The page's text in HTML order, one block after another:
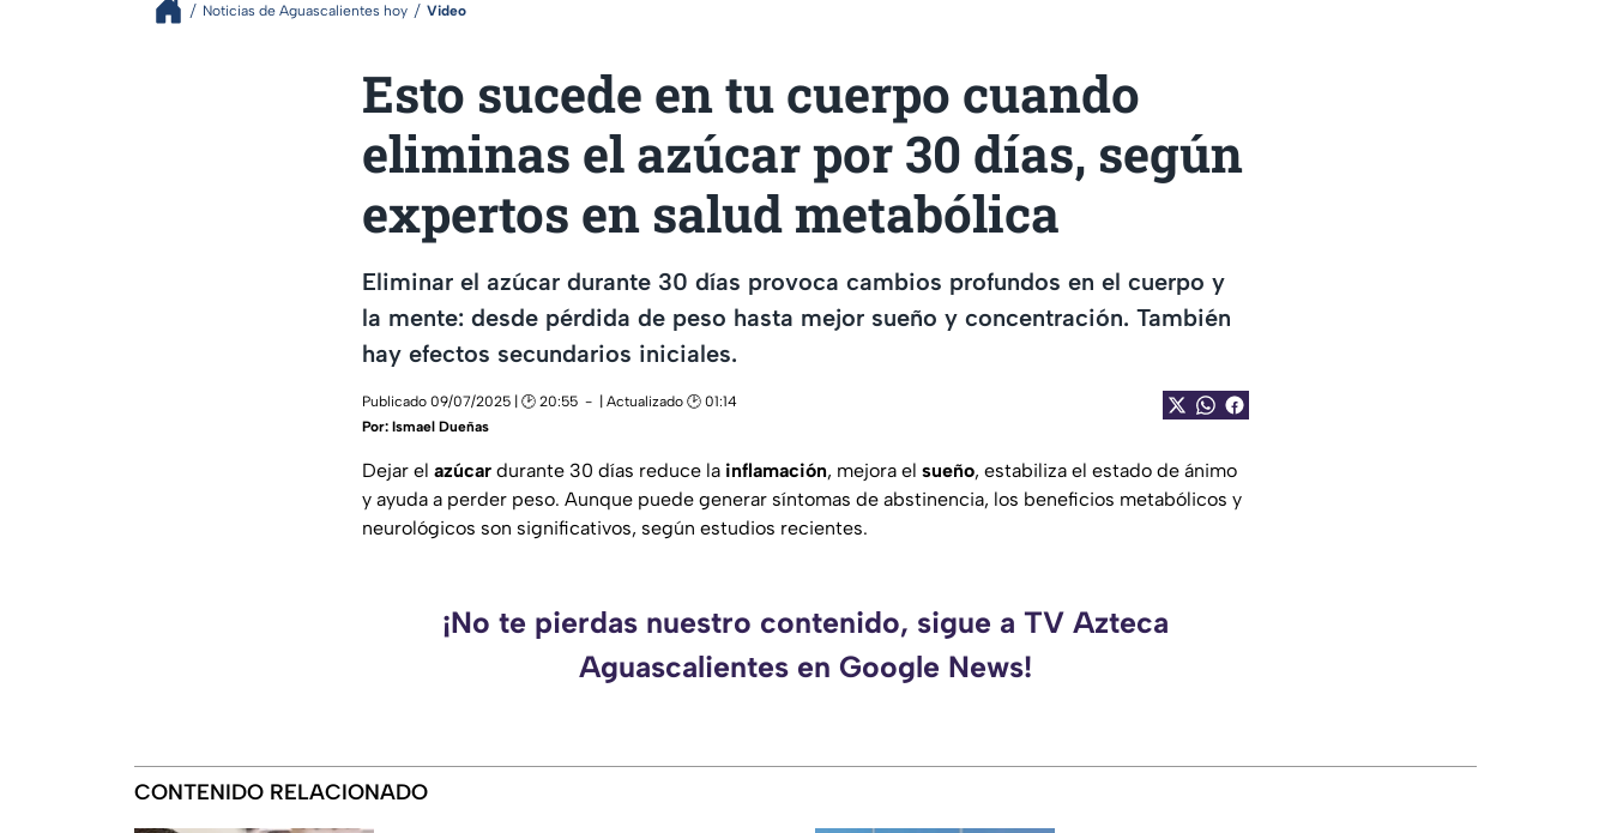
Noticias de Aguascalientes hoy Video
Esto sucede en tu cuerpo cuando
eliminas el azúcar por 30 días, según
expertos en salud metabólica
Eliminar el azúcar durante 30 días provoca cambios profundos en el cuerpo y
la mente: desde pérdida de peso hasta mejor sueño y concentración. También
hay efectos secundarios iniciales.
Publicado 09/07/2025 | 🕑 20:55
| Actualizado 🕑 01:14
Por: Ismael Dueñas
Dejar el azúcar durante 30 días reduce la inflamación, mejora el sueño, estabiliza el estado de ánimo
y ayuda a perder peso. Aunque puede generar síntomas de abstinencia, los beneficios metabólicos y
neurológicos son significativos, según estudios recientes.
¡No te pierdas nuestro contenido, sigue a TV Azteca
Aguascalientes en Google News!
CONTENIDO RELACIONADO